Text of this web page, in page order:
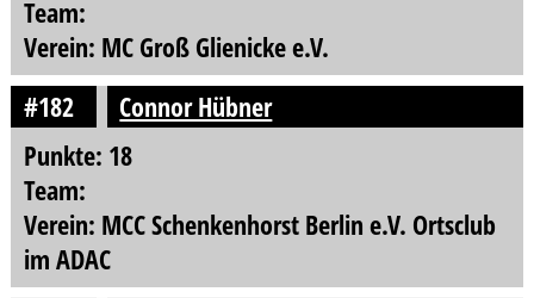
Team:
Verein: MC Groß Glienicke e.V.
#182
Connor Hübner
Punkte: 18
Team:
Verein: MCC Schenkenhorst Berlin e.V. Ortsclub
im ADAC